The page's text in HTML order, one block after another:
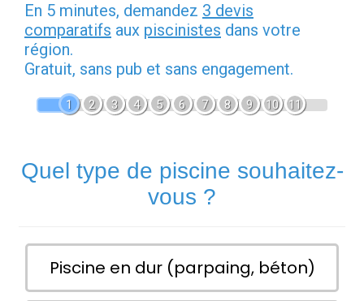
En 5 minutes, demandez 3 devis
comparatifs aux piscinistes dans votre
région.
Gratuit, sans pub et sans engagement.
1 2 3 4 5 6 7 8 9 10 11
Quel type de piscine souhaitez-
vous ?
Piscine en dur (parpaing, béton)